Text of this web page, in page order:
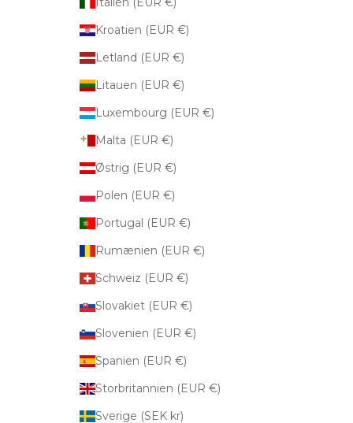
Kroatien (EUR €)
Letland (EUR €)
Litauen (EUR €)
Luxembourg (EUR €)
Malta (EUR €)
Østrig (EUR €)
Polen (EUR €)
Portugal (EUR €)
Rumænien (EUR €)
Schweiz (EUR €)
Slovakiet (EUR €)
Slovenien (EUR €)
Spanien (EUR €)
Storbritannien (EUR €)
Sverige (SEK kr)